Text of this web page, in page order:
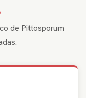
de Pittosporum